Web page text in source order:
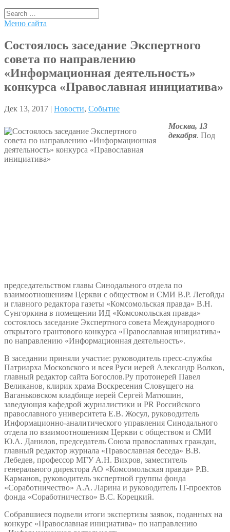
Меню сайта
Состоялось заседание Экспертного
совета по направлению
«Информационная деятельность»
конкурса «Православная инициатива»
Дек 13, 2017 | Новости, Событие
Москва, 13
декабря. Под
председательством главы Синодального отдела по
взаимоотношениям Церкви с обществом и СМИ В.Р. Легойды
и главного редактора газеты «Комсомольская правда» В.Н.
Сунгоркина в помещении ИД «Комсомольская правда»
состоялось заседание Экспертного совета Международного
открытого грантового конкурса «Православная инициатива»
по направлению «Информационная деятельность».
В заседании приняли участие: руководитель пресс-службы
Патриарха Московского и всея Руси иерей Александр Волков,
главный редактор сайта Богослов.Ру протоиерей Павел
Великанов, клирик храма Воскресения Словущего на
Ваганьковском кладбище иерей Сергей Матюшин,
заведующая кафедрой журналистики и PR Российского
православного университета Е.В. Жосул, руководитель
Информационно-аналитического управления Синодального
отдела по взаимоотношениям Церкви с обществом и СМИ
Ю.А. Данилов, председатель Союза православных граждан,
главный редактор журнала «Православная беседа» В.В.
Лебедев, профессор МГУ А.Н. Вихров, заместитель
генерального директора АО «Комсомольская правда» Р.В.
Карманов, руководитель экспертной группы фонда
«Соработничество» А.А. Ларина и руководитель IT-проектов
фонда «Соработничество» В.С. Корецкий.
Собравшиеся подвели итоги экспертизы заявок, поданных на
конкурс «Православная инициатива» по направлению